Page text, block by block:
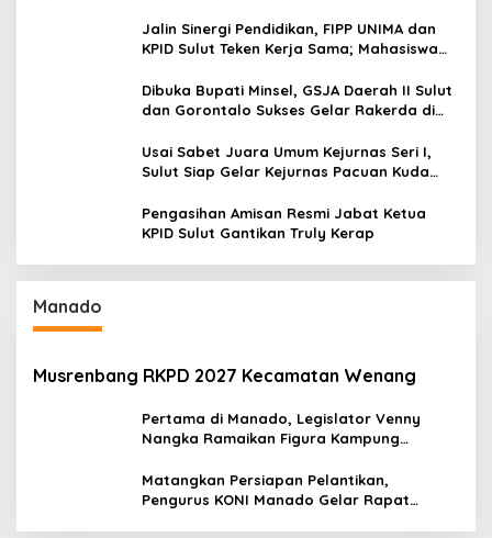
Jalin Sinergi Pendidikan, FIPP UNIMA dan
KPID Sulut Teken Kerja Sama; Mahasiswa
Penyiaran
Dibuka Bupati Minsel, GSJA Daerah II Sulut
dan Gorontalo Sukses Gelar Rakerda di
Usai Sabet Juara Umum Kejurnas Seri I,
Sulut Siap Gelar Kejurnas Pacuan Kuda
Pengasihan Amisan Resmi Jabat Ketua
KPID Sulut Gantikan Truly Kerap
Manado
Musrenbang RKPD 2027 Kecamatan Wenang
Pertama di Manado, Legislator Venny
Nangka Ramaikan Figura Kampung
Matangkan Persiapan Pelantikan,
Pengurus KONI Manado Gelar Rapat